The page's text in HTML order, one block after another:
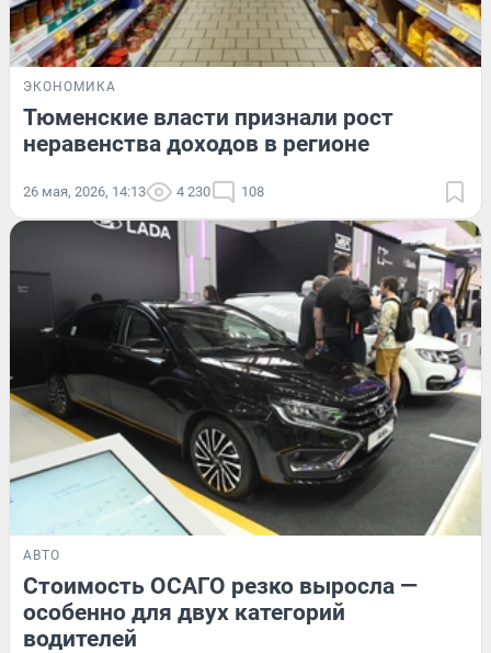
ЭКОНОМИКА
Тюменские власти признали рост
неравенства доходов в регионе
26 мая, 2026, 14:13 4 230 108
АВТО
Стоимость ОСАГО резко выросла —
особенно для двух категорий
водителей